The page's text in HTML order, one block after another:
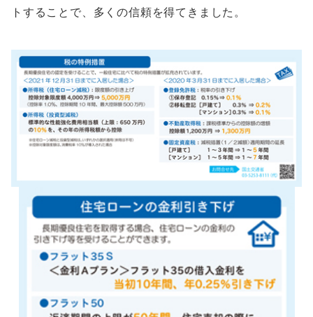
トすることで、多くの信頼を得てきました。